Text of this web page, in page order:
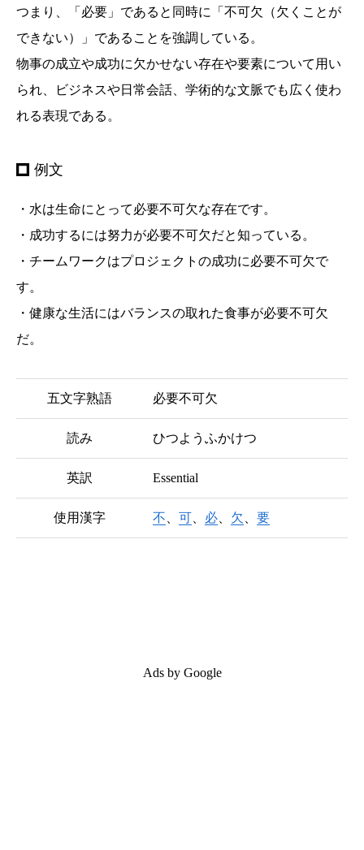
つまり、「必要」であると同時に「不可欠（欠くことが
できない）」であることを強調している。
物事の成立や成功に欠かせない存在や要素について用い
られ、ビジネスや日常会話、学術的な文脈でも広く使わ
れる表現である。
例文
・水は生命にとって必要不可欠な存在です。
・成功するには努力が必要不可欠だと知っている。
・チームワークはプロジェクトの成功に必要不可欠で
す。
・健康な生活にはバランスの取れた食事が必要不可欠
だ。
五文字熟語 必要不可欠
読み ひつようふかけつ
英訳 Essential
使用漢字 不 可 必 欠 要
Ads by Google